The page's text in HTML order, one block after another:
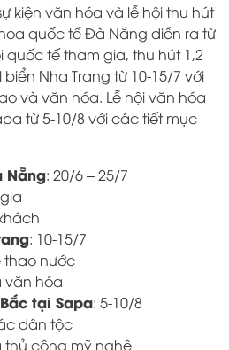
kiện văn hóa và lễ hội thu hút
quốc tế Đà Nẵng diễn ra từ
quốc tế tham gia, thu hút 1,2
Nha Trang từ 10-15/7 với
và văn hóa. Lễ hội văn hóa
từ 5-10/8 với các tiết mục
Nẵng: 20/6 – 25/7
: 10-15/7
thao nước
văn hóa
tại Sapa: 5-10/8
dân tộc
thủ công mỹ nghệ